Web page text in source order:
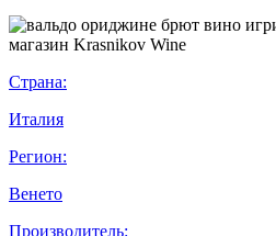
Страна:
Италия
Регион:
Венето
Производитель: